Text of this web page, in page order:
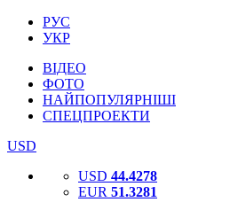
РУС
УКР
ВІДЕО
ФОТО
НАЙПОПУЛЯРНІШІ
СПЕЦПРОЕКТИ
USD
USD 44.4278
EUR 51.3281